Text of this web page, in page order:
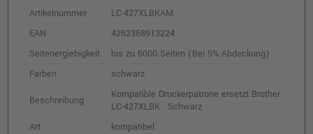
Artikelnummer
LC-427XLBKAM
EAN
4262368913224
Seitenergiebigkeit
bis zu 6000 Seiten (Bei 5% Abdeckung)
Farben
schwarz
Beschreibung
Kompatible Druckerpatrone ersetzt Brother
LC-427XLBK · Schwarz
Art
kompatibel